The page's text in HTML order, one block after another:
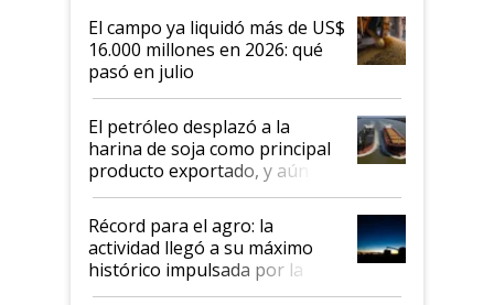
El campo ya liquidó más de US$
16.000 millones en 2026: qué
pasó en julio
El petróleo desplazó a la
harina de soja como principal
producto exportado, y aún así
el agro aportó casi seis de cada
diez dólares y sostuvo el
liderazgo en un semestre
récord
Récord para el agro: la
actividad llegó a su máximo
histórico impulsada por la
cosecha y las exportaciones